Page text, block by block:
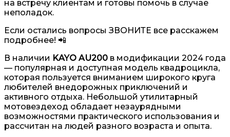
на встречу клиентам и готовы помочь в случае
неполадок.
Если остались вопросы ЗВОНИТЕ все расскажем
подробнее! 📲
В наличии KAYO AU200 в модификации 2024 года
— популярная и доступная модель квадроцикла,
которая пользуется вниманием широкого круга
любителей внедорожных приключений и
активного отдыха. Небольшой утилитарный
мотовездеход обладает незаурядными
возможностями практического использования и
рассчитан на людей разного возраста и опыта.